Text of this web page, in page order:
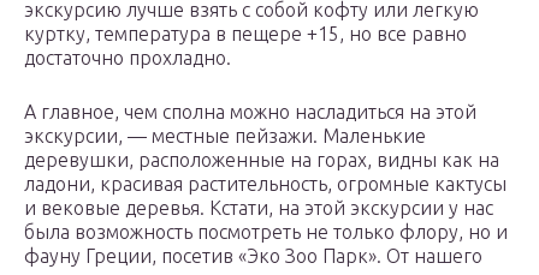
экскурсию лучше взять с собой кофту или легкую
куртку, температура в пещере +15, но все равно
достаточно прохладно.
А главное, чем сполна можно насладиться на этой
экскурсии, — местные пейзажи. Маленькие
деревушки, расположенные на горах, видны как на
ладони, красивая растительность, огромные кактусы
и вековые деревья. Кстати, на этой экскурсии у нас
была возможность посмотреть не только флору, но и
фауну Греции, посетив «Эко Зоо Парк». От нашего